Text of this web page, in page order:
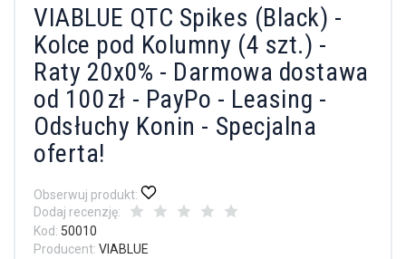
VIABLUE QTC Spikes (Black) -
Kolce pod Kolumny (4 szt.) -
Raty 20x0% - Darmowa dostawa
od 100 zł - PayPo - Leasing -
Odsłuchy Konin - Specjalna
oferta!
Obserwuj produkt:
Dodaj recenzję:
Kod: 50010
Producent: VIABLUE